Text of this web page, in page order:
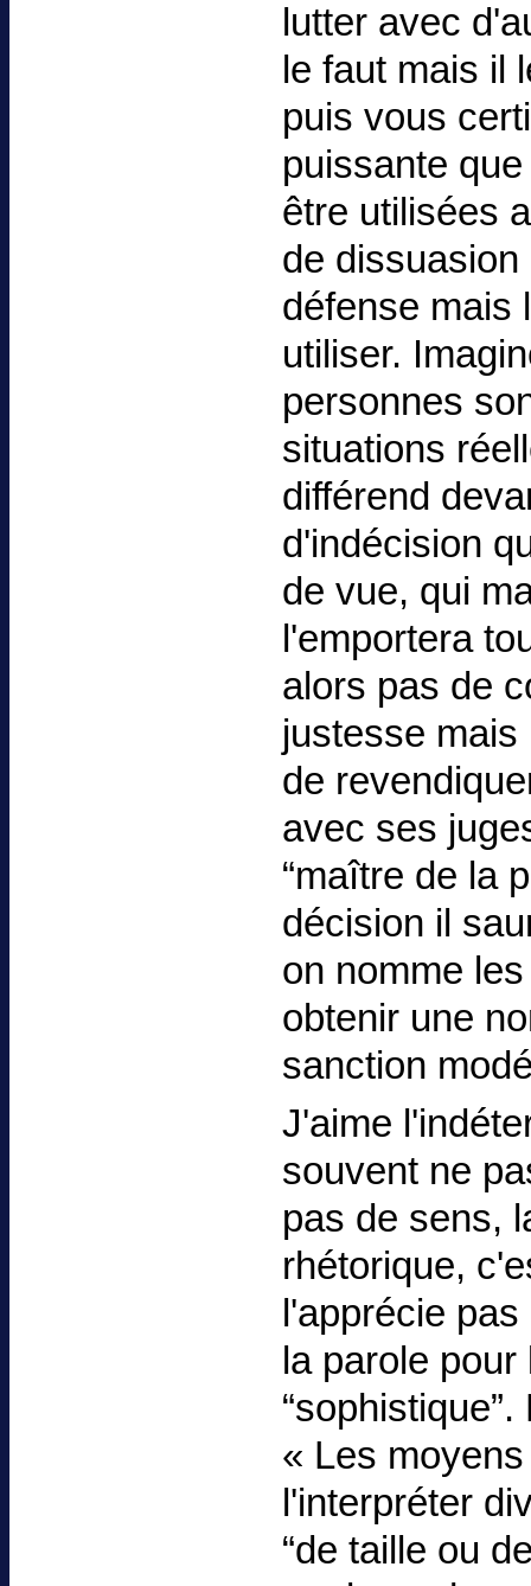
lutter avec
le faut mais il
puis vous
puissante
être utilisées
de
défense mais
utiliser.
personnes
situations
différend
d'indécision
de vue, qui
l'emportera
alors pas de
justesse
de
avec ses
“maître de la
décision il
on nomme
obtenir une
sanction
J'aime
souvent ne
pas de sens,
rhétorique,
l'apprécie
la parole
« Les
l'interpréter
“de taille ou